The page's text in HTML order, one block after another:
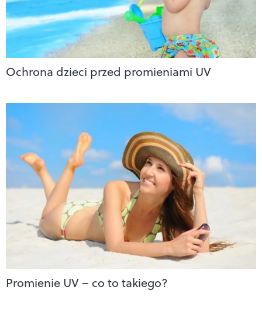
Ochrona dzieci przed promieniami UV
Promienie UV – co to takiego?